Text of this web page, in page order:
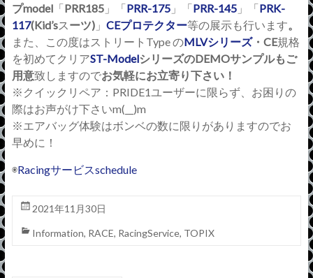
プmodel「PRR185」「PRR-175」「PRR-145」「PRK-
117(Kid’sス ーツ)」 CEプロテクター等の展示も行います 。
また、この度はストリート TypeのMLVシリーズ・ CE規格
を初めてクリアST-ModelシリーズのDEMOサンプルもご
用意致しますのでお気軽にお立寄り下さい！
※ クイックリペア： PRIDE1 ユーザーに限らず、お困りの
際はお声がけ下さいm(__)m
※ エアバッグ体験はボンベの数に限りがありますのでお
早めに！
◉Racingサービスschedule
2021年11月30日
Information, RACE, RacingService, TOPIX